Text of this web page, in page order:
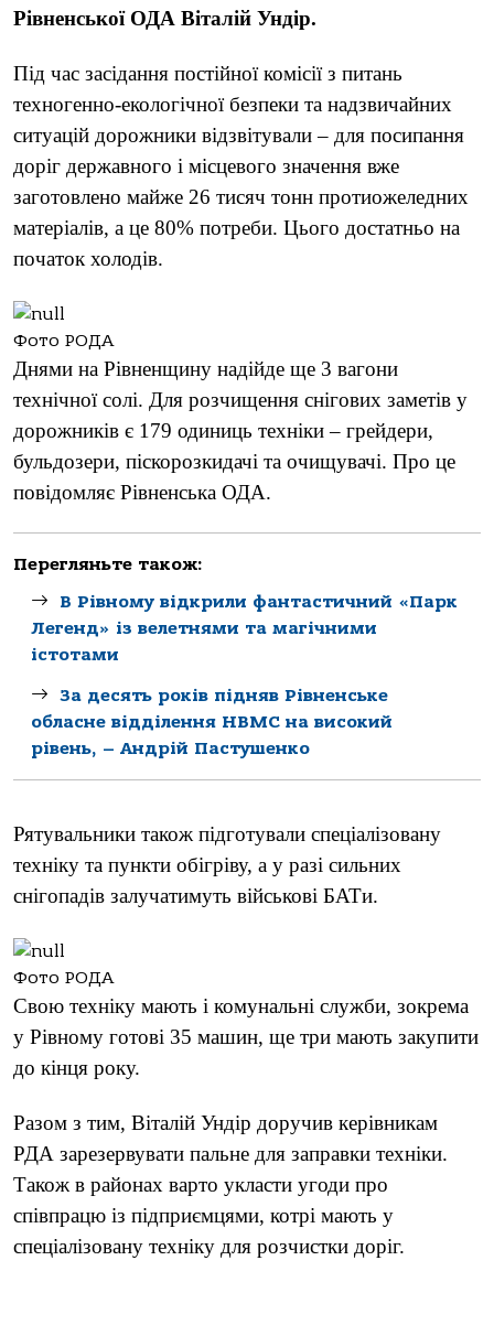
Рівненської ОДА Віталій Ундір.
Під час засідання постійної комісії з питань
техногенно-екологічної безпеки та надзвичайних
ситуацій дорожники відзвітували – для посипання
доріг державного і місцевого значення вже
заготовлено майже 26 тисяч тонн протиожеледних
матеріалів, а це 80% потреби. Цього достатньо на
початок холодів.
Фото РОДА
Днями на Рівненщину надійде ще 3 вагони
технічної солі. Для розчищення снігових заметів у
дорожників є 179 одиниць техніки – грейдери,
бульдозери, піскорозкидачі та очищувачі. Про це
повідомляє Рівненська ОДА.
Перегляньте також:
В Рівному відкрили фантастичний «Парк
Легенд» із велетнями та магічними
істотами
За десять років підняв Рівненське
обласне відділення НВМС на високий
рівень, – Андрій Пастушенко
Рятувальники також підготували спеціалізовану
техніку та пункти обігріву, а у разі сильних
снігопадів залучатимуть військові БАТи.
Фото РОДА
Свою техніку мають і комунальні служби, зокрема
у Рівному готові 35 машин, ще три мають закупити
до кінця року.
Разом з тим, Віталій Ундір доручив керівникам
РДА зарезервувати пальне для заправки техніки.
Також в районах варто укласти угоди про
співпрацю із підприємцями, котрі мають у
спеціалізовану техніку для розчистки доріг.